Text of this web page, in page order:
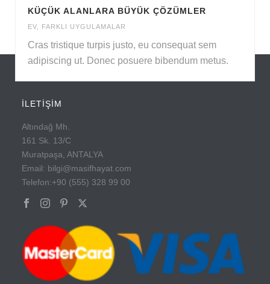
KÜÇÜK ALANLARA BÜYÜK ÇÖZÜMLER
EV FARKLI UYGULAMALAR
Cras tristique turpis justo, eu consequat sem
adipiscing ut. Donec posuere bibendum metus.
İLETİŞİM
Altındağ Mh.
161 Sk. 13/C
Muratpaşa, ANTALYA
Email: bilgi@masifhayat.com
Telefon:+90 (555) 328 99 00